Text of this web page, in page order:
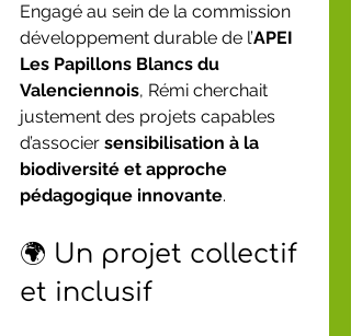
Engagé au sein de la commission
développement durable de l’APEI
Les Papillons Blancs du
Valenciennois, Rémi cherchait
justement des projets capables
d’associer sensibilisation à la
biodiversité et approche
pédagogique innovante.
🌍 Un projet collectif
et inclusif